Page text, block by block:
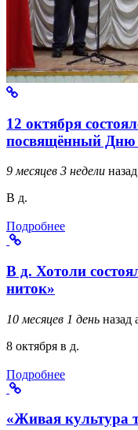
12 октября
посвящённый Дню
9 месяцев 3 недели назад
В д.
Подробнее
В д. Хотоли
ниток»
10 месяцев 1 день назад
8 октября в д.
Подробнее
«Живая культура